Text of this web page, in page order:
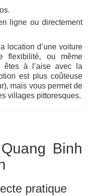
ligne ou directement
location d’une voiture
flexibilité, ou même
êtes à l’aise avec la
est plus coûteuse
mais vous permet de
villages pittoresques.
Binh
pratique